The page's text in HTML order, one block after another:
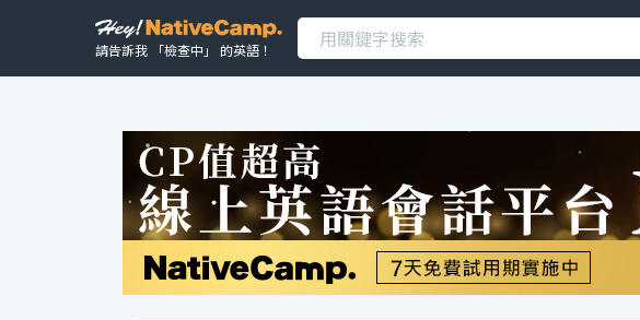
請告訴我 「檢查中」 的英語！